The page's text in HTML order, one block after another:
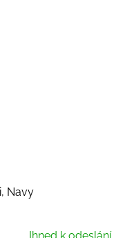
Navy